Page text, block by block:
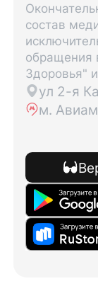
состав
обращения
Здоровья"
ул 2-я
м.